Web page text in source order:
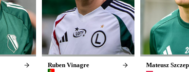
Ruben Vinagre Mateusz